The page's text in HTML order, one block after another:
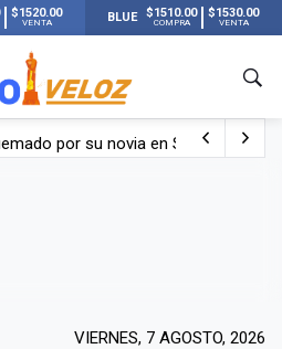
$1520.00
VENTA BLUE $1510.00
COMPRA
$1530.00
VENTA
por su novia en San Luis:
VIERNES, 7 AGOSTO, 2026